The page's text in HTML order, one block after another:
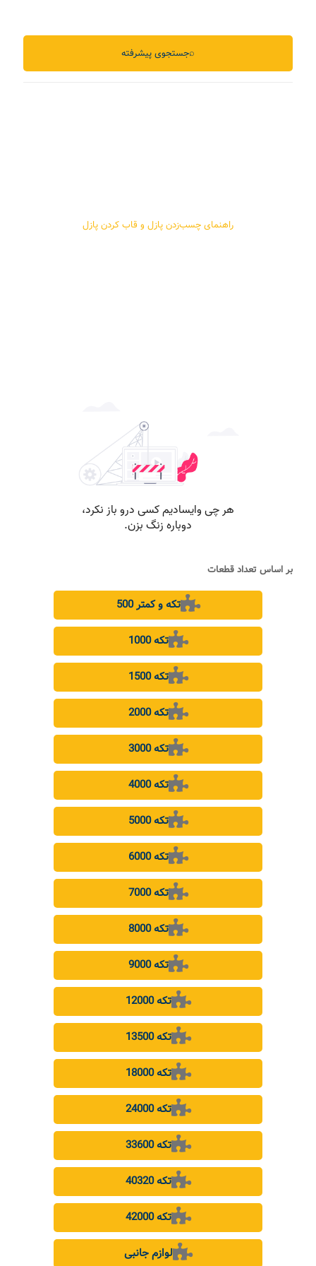
جستجوی پیشرفته⌕
راهنمای چسب‌زدن پازل و قاب کردن پازل
بر اساس تعداد قطعات
500 تکه و کمتر
1000 تکه
1500 تکه
2000 تکه
3000 تکه
4000 تکه
5000 تکه
6000 تکه
7000 تکه
8000 تکه
9000 تکه
12000 تکه
13500 تکه
18000 تکه
24000 تکه
33600 تکه
40320 تکه
42000 تکه
لوازم جانبی